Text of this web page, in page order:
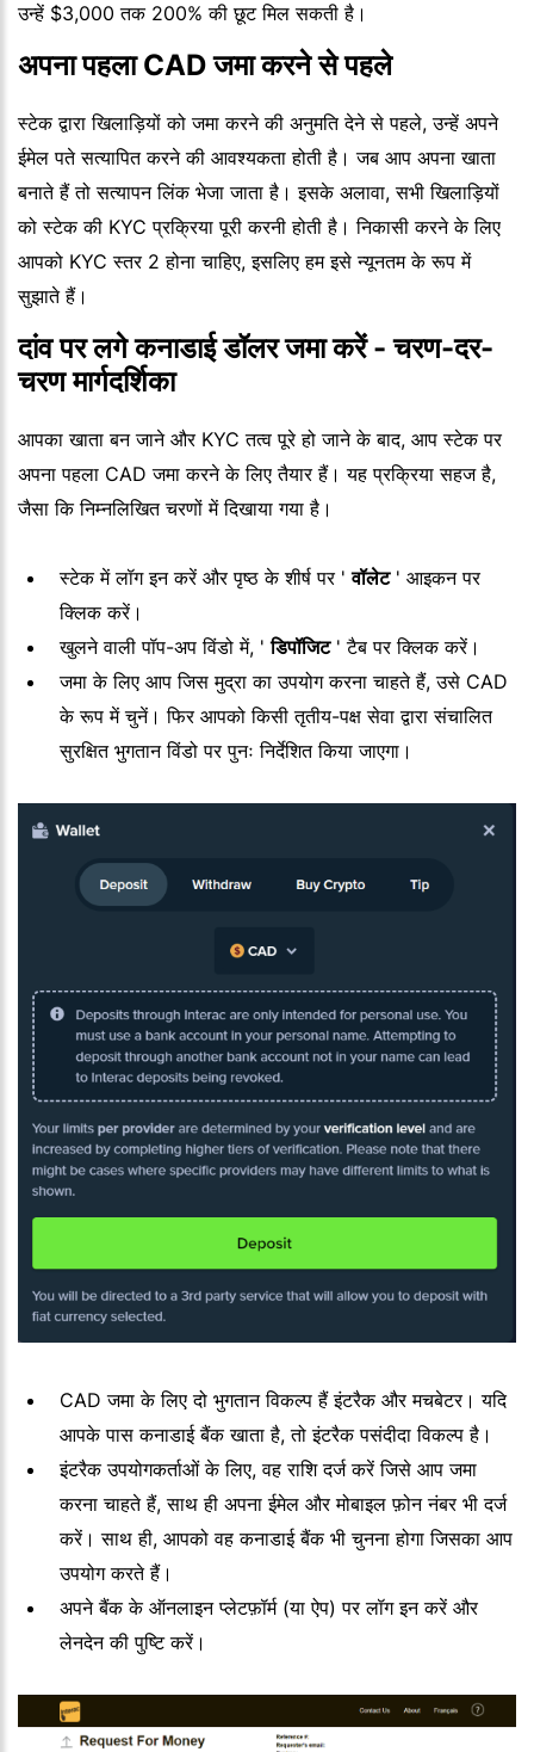
उन्हें $3,000 तक 200% की छूट मिल सकती है।
अपना पहला CAD जमा करने से पहले
स्टेक द्वारा खिलाड़ियों को जमा करने की अनुमति देने से पहले, उन्हें अपने
ईमेल पते सत्यापित करने की आवश्यकता होती है। जब आप अपना खाता
बनाते हैं तो सत्यापन लिंक भेजा जाता है। इसके अलावा, सभी खिलाड़ियों
को स्टेक की KYC प्रक्रिया पूरी करनी होती है। निकासी करने के लिए
आपको KYC स्तर 2 होना चाहिए, इसलिए हम इसे न्यूनतम के रूप में
सुझाते हैं।
दांव पर लगे कनाडाई डॉलर जमा करें - चरण-दर-
चरण मार्गदर्शिका
आपका खाता बन जाने और KYC तत्व पूरे हो जाने के बाद, आप स्टेक पर
अपना पहला CAD जमा करने के लिए तैयार हैं। यह प्रक्रिया सहज है,
जैसा कि निम्नलिखित चरणों में दिखाया गया है।
स्टेक में लॉग इन करें और पृष्ठ के शीर्ष पर 'वॉलेट' आइकन पर
क्लिक करें।
खुलने वाली पॉप-अप विंडो में, 'डिपॉजिट' टैब पर क्लिक करें।
जमा के लिए आप जिस मुद्रा का उपयोग करना चाहते हैं, उसे CAD
के रूप में चुनें। फिर आपको किसी तृतीय-पक्ष सेवा द्वारा संचालित
सुरक्षित भुगतान विंडो पर पुनः निर्देशित किया जाएगा।
CAD जमा के लिए दो भुगतान विकल्प हैं इंटरैक और मचबेटर। यदि
आपके पास कनाडाई बैंक खाता है, तो इंटरैक पसंदीदा विकल्प है।
इंटरैक उपयोगकर्ताओं के लिए, वह राशि दर्ज करें जिसे आप जमा
करना चाहते हैं, साथ ही अपना ईमेल और मोबाइल फ़ोन नंबर भी दर्ज
करें। साथ ही, आपको वह कनाडाई बैंक भी चुनना होगा जिसका आप
उपयोग करते हैं।
अपने बैंक के ऑनलाइन प्लेटफ़ॉर्म (या ऐप) पर लॉग इन करें और
लेनदेन की पुष्टि करें।